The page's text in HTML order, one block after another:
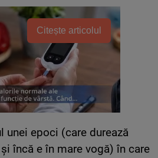
Citește articolul
unei epoci (care durează
încă e în mare vogă) în care